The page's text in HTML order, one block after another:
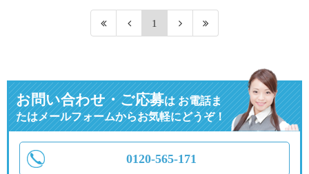
1
お問い合わせ・ご応募はお電話ま
たはメールフォームからお気軽にどうぞ！
0120-565-171